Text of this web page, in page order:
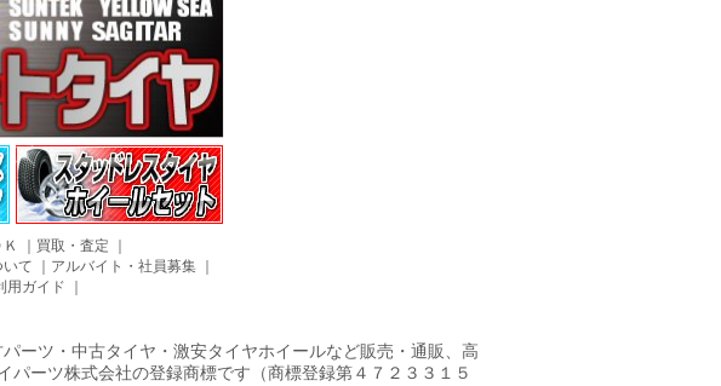
買取・査定
て アルバイト・社員募集
用ガイド
ーツ・中古タイヤ・激安タイヤホイールなど販売・通販、高
ーツ株式会社の登録商標です（商標登録第４７２３３１５